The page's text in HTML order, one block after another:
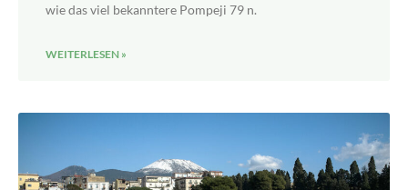
wie das viel bekanntere Pompeji 79 n.
WEITERLESEN »